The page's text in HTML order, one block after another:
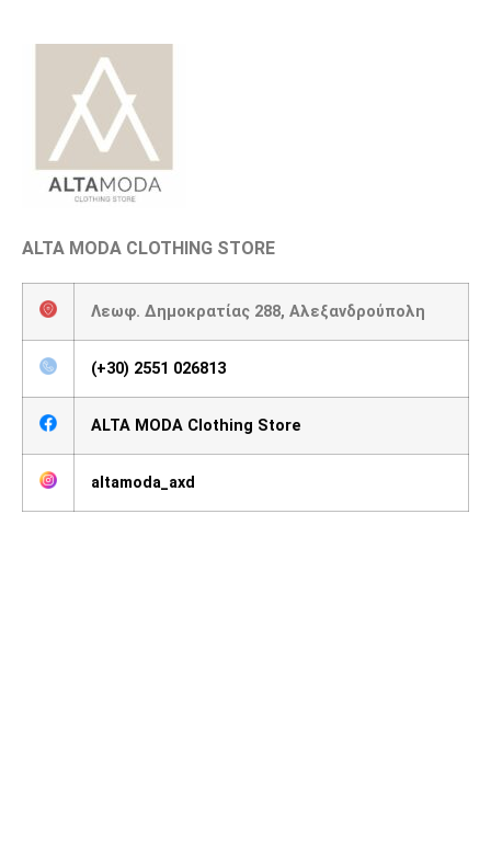
ALTA MODA CLOTHING STORE
Λεωφ. Δημοκρατίας 288, Αλεξανδρούπολη
(+30) 2551 026813
ALTA MODA Clothing Store
altamoda_axd